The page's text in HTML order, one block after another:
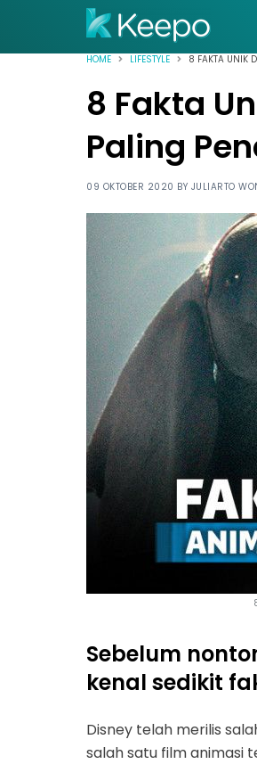
HOME LIFESTYLE 8 FAKTA UNIK
8 Fakta
Paling
09 OKTOBER 2020 BY JULIARTO
Sebelum
kenal sedikit
Disney telah merilis
salah satu film animasi